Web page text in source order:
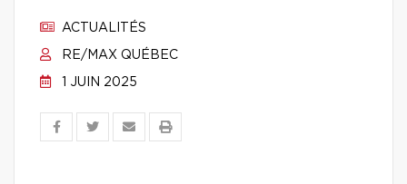
ACTUALITÉS
RE/MAX QUÉBEC
1 JUIN 2025